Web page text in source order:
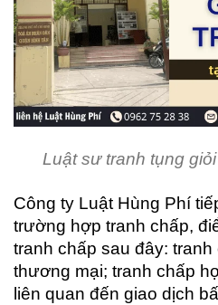
Luật sư tranh tụng
Công ty Luật Hùng Phí
trường hợp tranh chấp,
tranh chấp sau đây:
thương mại; tranh chấp
liên quan đến giao dịch